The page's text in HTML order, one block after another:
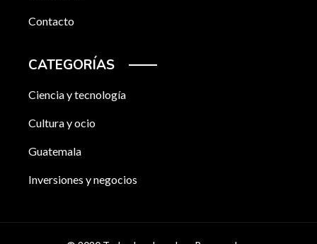
Contacto
CATEGORÍAS
Ciencia y tecnología
Cultura y ocio
Guatemala
Inversiones y negocios